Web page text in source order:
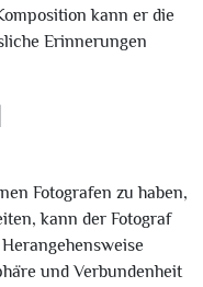
kann er die
Erinnerungen
Fotografen zu haben,
kann der Fotograf
und Verbundenheit